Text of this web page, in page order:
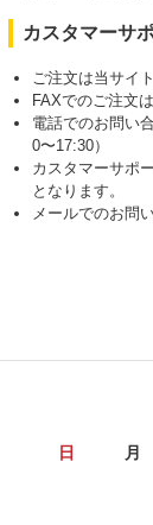
カスタマーサ
ご注文は当サイ
FAXでのご注文
電話でのお問い
0〜17:30）
カスタマーサポ
となります。
メールでのお問
日 月